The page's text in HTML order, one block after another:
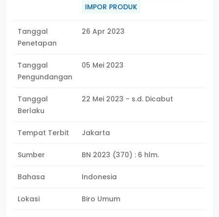
IMPOR PRODUK
Tanggal
Penetapan
26 Apr 2023
Tanggal
Pengundangan
05 Mei 2023
Tanggal
Berlaku
22 Mei 2023 - s.d. Dicabut
Tempat Terbit Jakarta
Sumber BN 2023 (370) : 6 hlm.
Bahasa Indonesia
Lokasi Biro Umum